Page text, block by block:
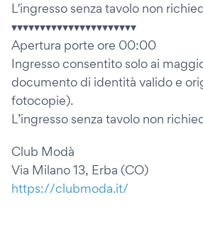
L'ingresso senza tavolo non
▾▾▾▾▾▾▾▾▾▾▾▾▾▾▾▾▾▾▾▾▾▾
Apertura porte ore 00:00
Ingresso consentito solo ai
documento di identità valido e
fotocopie).
L’ingresso senza tavolo non
Club Modà
Via Milano 13, Erba (CO)
https://clubmoda.it/